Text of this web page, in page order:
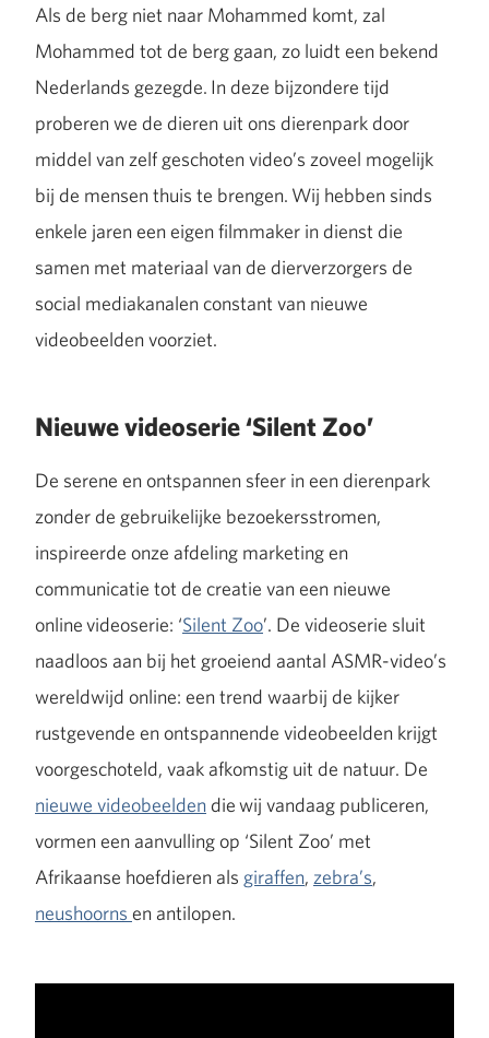
Als de berg niet naar Mohammed komt, zal
Mohammed tot de berg gaan, zo luidt een bekend
Nederlands gezegde. In deze bijzondere tijd
proberen we de dieren uit ons dierenpark door
middel van zelf geschoten video’s zoveel mogelijk
bij de mensen thuis te brengen. Wij hebben sinds
enkele jaren een eigen filmmaker in dienst die
samen met materiaal van de dierverzorgers de
social mediakanalen constant van nieuwe
videobeelden voorziet.
Nieuwe videoserie ‘Silent Zoo’
De serene en ontspannen sfeer in een dierenpark
zonder de gebruikelijke bezoekersstromen,
inspireerde onze afdeling marketing en
communicatie tot de creatie van een nieuwe
onlinevideoserie: ‘Silent Zoo’. De videoserie sluit
naadloos aan bij het groeiend aantal ASMR-video’s
wereldwijd online: een trend waarbij de kijker
rustgevende en ontspannende videobeelden krijgt
voorgeschoteld, vaak afkomstig uit de natuur. De
nieuwe videobeelden die wij vandaag publiceren,
vormen een aanvulling op ‘Silent Zoo’ met
Afrikaanse hoefdieren als giraffen, zebra’s,
neushoorns en antilopen.